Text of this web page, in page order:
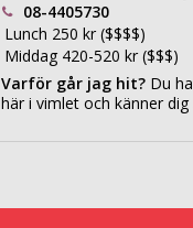
08-4405730
Lunch 250 kr ($$$$)
Middag 420-520 kr ($$$)
Varför går jag hit? Du
här i vimlet och känner